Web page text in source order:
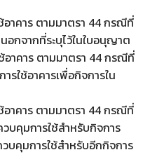
อาคาร ตามมาตรา 44 กรณีที่
อกจากที่ระบุไว้ในใบอนุญาต
อาคาร ตามมาตรา 44 กรณีที่
รใช้อาคารเพื่อกิจการใน
อาคาร ตามมาตรา 44 กรณีที่
วบคุมการใช้สำหรับกิจการ
วบคุมการใช้สำหรับอีกกิจการ